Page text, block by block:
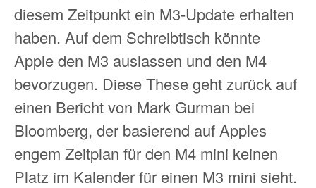
diesem Zeitpunkt ein M3-Update erhalten
haben. Auf dem Schreibtisch könnte
Apple den M3 auslassen und den M4
bevorzugen. Diese These geht zurück auf
einen Bericht von Mark Gurman bei
Bloomberg, der basierend auf Apples
engem Zeitplan für den M4 mini keinen
Platz im Kalender für einen M3 mini sieht.